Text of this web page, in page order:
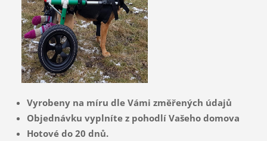
Vyrobeny na míru dle Vámi změřených údajů
Objednávku vyplníte z pohodlí Vašeho domova
Hotové do 20 dnů.